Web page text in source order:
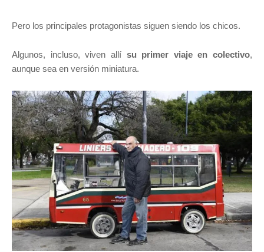
Pero los principales protagonistas siguen siendo los chicos.
Algunos, incluso, viven allí su primer viaje en colectivo,
aunque sea en versión miniatura.